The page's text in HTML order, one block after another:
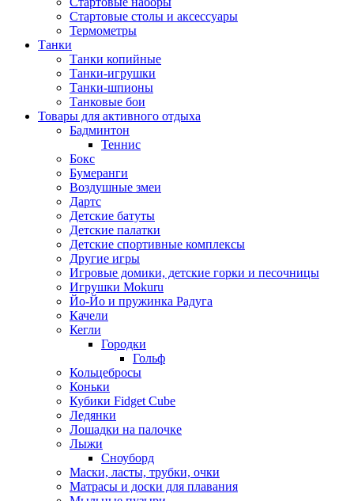
Стартовые столы и аксессуары
Термометры
Танки
Танки копийные
Танки-игрушки
Танки-шпионы
Танковые бои
Товары для активного отдыха
Бадминтон
Теннис
Бокс
Бумеранги
Воздушные змеи
Дартс
Детские батуты
Детские палатки
Детские спортивные комплексы
Другие игры
Игровые домики, детские горки и песочницы
Игрушки Mokuru
Йо-Йо и пружинка Радуга
Качели
Кегли
Городки
Гольф
Кольцебросы
Коньки
Кубики Fidget Cube
Ледянки
Лошадки на палочке
Лыжи
Сноуборд
Маски, ласты, трубки, очки
Матрасы и доски для плавания